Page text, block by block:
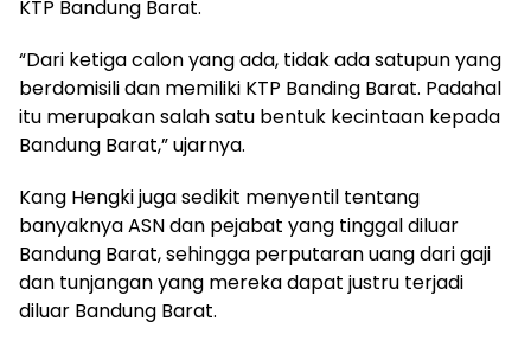
KTP Bandung Barat.
“Dari ketiga calon yang ada, tidak ada satupun yang
berdomisili dan memiliki KTP Banding Barat. Padahal
itu merupakan salah satu bentuk kecintaan kepada
Bandung Barat,” ujarnya.
Kang Hengki juga sedikit menyentil tentang
banyaknya ASN dan pejabat yang tinggal diluar
Bandung Barat, sehingga perputaran uang dari gaji
dan tunjangan yang mereka dapat justru terjadi
diluar Bandung Barat.